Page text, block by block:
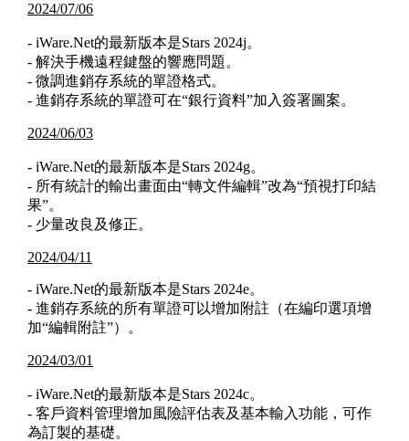
2024/07/06
- iWare.Net的最新版本是Stars 2024j。
- 解決手機遠程鍵盤的響應問題。
- 微調進銷存系統的單證格式。
- 進銷存系統的單證可在“銀行資料”加入簽署圖案。
2024/06/03
- iWare.Net的最新版本是Stars 2024g。
- 所有統計的輸出畫面由“轉文件編輯”改為“預視打印結
果”。
- 少量改良及修正。
2024/04/11
- iWare.Net的最新版本是Stars 2024e。
- 進銷存系統的所有單證可以增加附註（在編印選項增
加“編輯附註”）。
2024/03/01
- iWare.Net的最新版本是Stars 2024c。
- 客戶資料管理增加風險評估表及基本輸入功能，可作
為訂製的基礎。